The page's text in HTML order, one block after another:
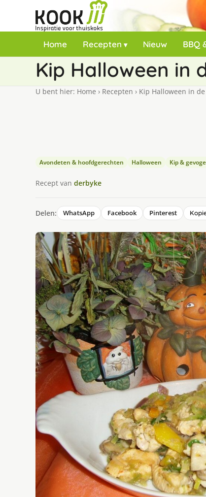
Home Recepten Nieuw BBQ
Kip Halloween in
U bent hier: Home › Recepten › Kip Halloween in
Avondeten & hoofdgerechten Halloween Kip &
Recept van derbyke
Delen: WhatsApp Facebook Pinterest